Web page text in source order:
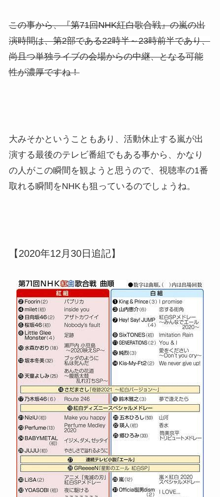
この事から、『第71回NHK紅白歌合戦』の嵐の出
演時間は、第2部である22時半～23時前半であり、
尚且つ単独ライブの会場からの中継、となる可能
性が濃厚ですね！
大みそかということもあり、活動休止する嵐が出
演する最後のテレビ番組でもある事から、かなり
の人がこの瞬間を観ようと思うので、視聴率の1番
取れる瞬間をNHKも狙っているのでしょうね。
【2020年12月30日追記】